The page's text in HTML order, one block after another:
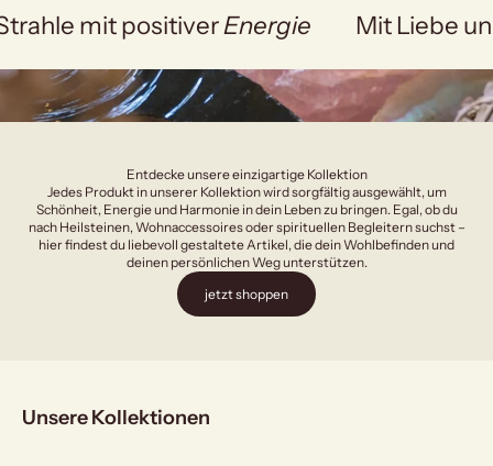
mit positiverEnergie Mit Liebe
Entdecke unsere einzigartige Kollektion
Jedes Produkt in unserer Kollektion wird sorgfältig ausgewählt, um
Schönheit, Energie und Harmonie in dein Leben zu bringen. Egal, ob du
nach Heilsteinen, Wohnaccessoires oder spirituellen Begleitern suchst –
hier findest du liebevoll gestaltete Artikel, die dein Wohlbefinden und
deinen persönlichen Weg unterstützen.
jetzt shoppen
Unsere Kollektionen